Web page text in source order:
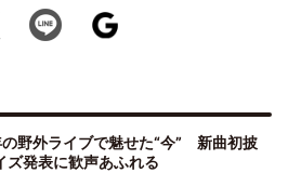
野外ライブで魅せた“今” 新曲初披
ズ発表に歓声あふれる